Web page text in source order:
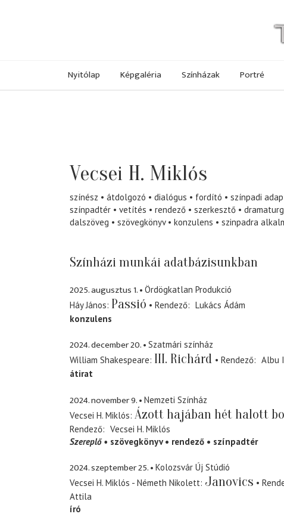
Nyitólap Képgaléria Színházak Portré
Vecsei H. Miklós
színész átdolgozó dialógus fordító színpadi
színpadtér
vetítés rendező szerkesztő dramaturg
dalszöveg
szövegkönyv konzulens szinpadra
Színházi munkái adatbázisunkban
2025. augusztus 1.
Ördögkatlan Produkció
Háy János Passió Rendező
Lukács Ádám
konzulens
2024. december 20.
Szatmári színház
William Shakespeare III. Richárd Rendező Albu
átirat
2024. november 9.
Nemzeti Színház
Vecsei H. Miklós Ázott hajában hét halott
Rendező
Vecsei H. Miklós
Szereplő
szövegkönyv rendező színpadtér
2024. szeptember 25.
Kolozsvár Új Stúdió
Vecsei H. Miklós - Németh Nikolett Janovics
Attila
író